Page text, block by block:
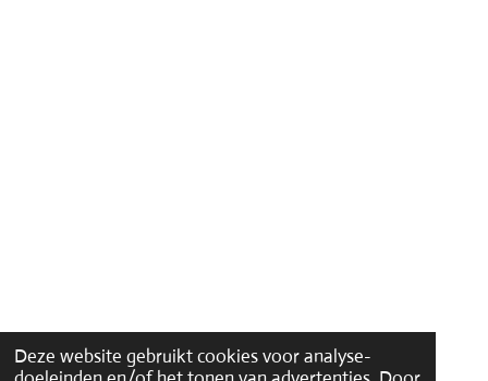
Deze website gebruikt cookies voor analyse-